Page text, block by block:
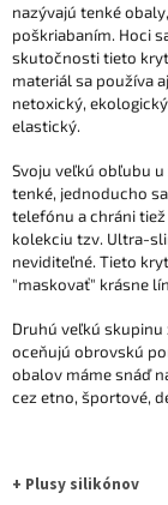
nazývajú tenké
poškriabaním. Hoci
skutočnosti tieto
materiál sa používa
netoxický,
elastický.
Svoju veľkú obľubu
tenké, jednoducho
telefónu a chráni
kolekciu tzv. Ultra-
neviditeľné. Tieto
"maskovať" krásne
Druhú veľkú
oceňujú obrovskú
obalov máme snáď
cez etno, športové,
+ Plusy silikónov